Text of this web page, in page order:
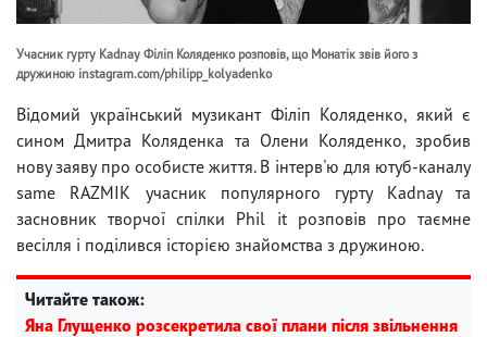
Учасник гурту Kadnay Філіп Коляденко розповів, що Монатік звів його з
дружиною instagram.com/philipp_kolyadenko
Відомий український музикант Філіп Коляденко, який є
сином Дмитра Коляденка та Олени Коляденко, зробив
нову заяву про особисте життя. В інтерв'ю для ютуб-каналу
same RAZMIK учасник популярного гурту Kadnay та
засновник творчої спілки Phil it розповів про таємне
весілля і поділився історією знайомства з дружиною.
Читайте також:
Яна Глущенко розсекретила свої плани після звільнення